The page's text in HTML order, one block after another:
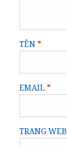
TÊN *
EMAIL *
TRANG WEB